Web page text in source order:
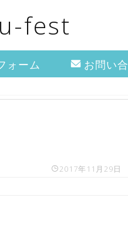
fest
ォーム お問い
2017年11月29日